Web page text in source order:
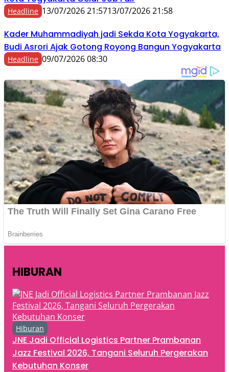
Headline 13/07/2026 21:5713/07/2026 21:58
Kader Muhammadiyah jadi Sekda Kota Yogyakarta,
Budi Asrori Ajak Gotong Royong Bangun Yogyakarta
Headline 09/07/2026 08:30
HIBURAN
Hiburan
JNE Jadi Official Logistics Partner Prambanan
Jazz Festival 2026, Tangani Seluruh Pergerakan
Kebutuhan Konser